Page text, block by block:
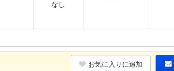
なし
お気に入りに追加